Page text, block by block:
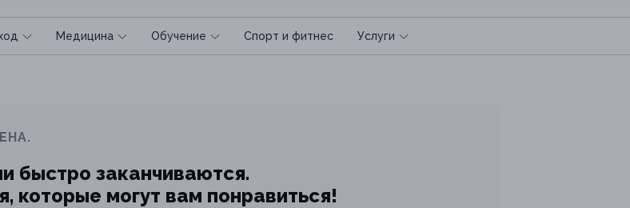
Медицина Обучение Спoрт и фитнес Услуги
быстро заканчиваются.
которые могут вам понравиться!